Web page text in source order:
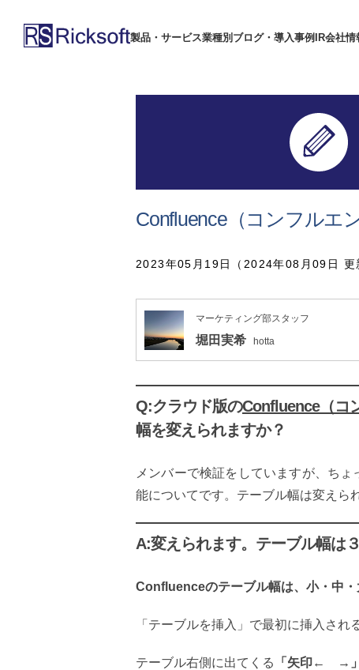
製品・サービス業種別 ブログ・導入事例 IR会社情
Confluence（コンフルエ
2023年05月19日（2024年08月09日 更
マーケティング部スタッフ
堀田実希 hotta
Q:クラウド版のConfluence（コ
幅を変えられますか？
メンバーで検証をしていますが、ち
能についてです。テーブル幅は変えら
A:変えられます。テーブル幅は
Confluenceのテーブル幅は、小・中・
「テーブルを挿入」で最初に挿入さ
テーブル右側に出てくる 「矢印← →